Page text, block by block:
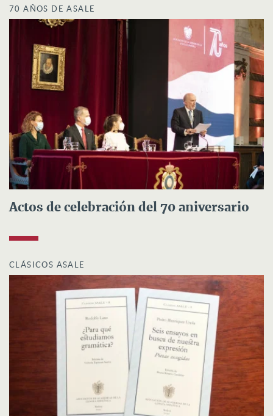
70 AÑOS DE ASALE
Actos de celebración del 70 aniversario
CLÁSICOS ASALE